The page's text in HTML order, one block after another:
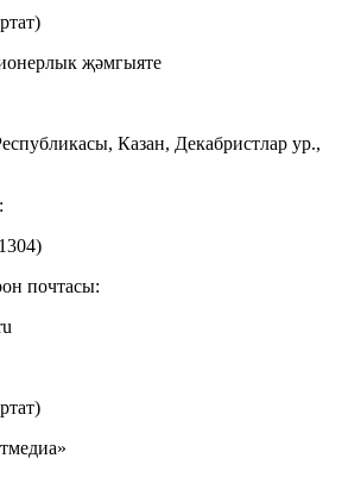
җәмгыяте
Казан, Декабристлар ур.,
почтасы: